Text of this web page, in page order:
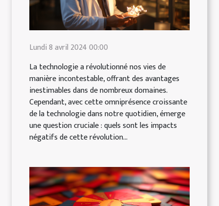
Lundi 8 avril 2024 00:00
La technologie a révolutionné nos vies de
manière incontestable, offrant des avantages
inestimables dans de nombreux domaines.
Cependant, avec cette omniprésence croissante
de la technologie dans notre quotidien, émerge
une question cruciale : quels sont les impacts
négatifs de cette révolution...